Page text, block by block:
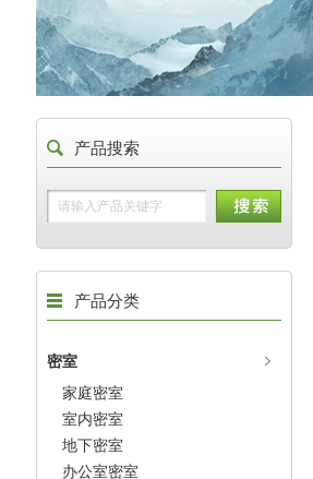
产品搜索
产品分类
密室
家庭密室
室内密室
地下密室
办公室密室